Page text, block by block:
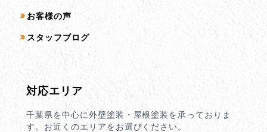
お客様の声
スタッフブログ
対応エリア
千葉県を中心に外壁塗装・屋根塗装を承っておりま
す。お近くのエリアをお選びください。